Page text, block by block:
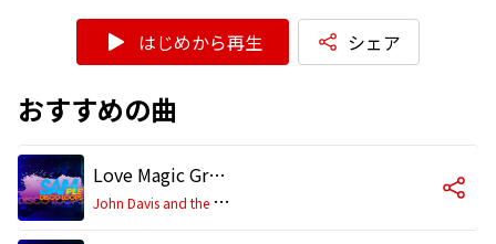
はじめから再生 シェア
おすすめの曲
Love Magic Groove (LOOP)
J
ohn Davis and the Monster Orchestra